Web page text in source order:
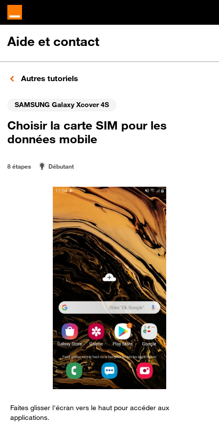
Aide et contact
Autres tutoriels
SAMSUNG Galaxy Xcover 4S
Choisir la carte SIM pour les
données mobile
8 étapes Débutant
Faites glisser l'écran vers le haut pour accéder aux
applications.